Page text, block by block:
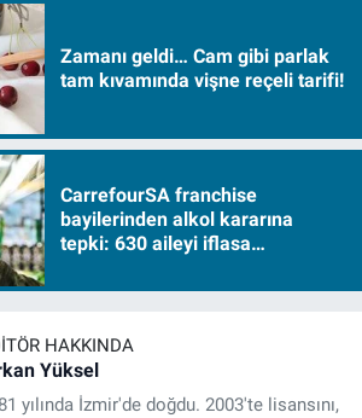
Zamanı geldi… Cam gibi parlak
tam kıvamında vişne reçeli tarifi!
CarrefourSA franchise
bayilerinden alkol kararına
tepki: 630 aileyi iflasa
HAKKINDA
Yüksel
yılında İzmir'de doğdu. 2003'te lisansını,